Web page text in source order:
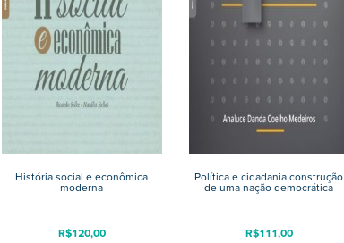
História social e econômica
moderna
R$120,00
Política e cidadania construção
de uma nação democrática
R$111,00